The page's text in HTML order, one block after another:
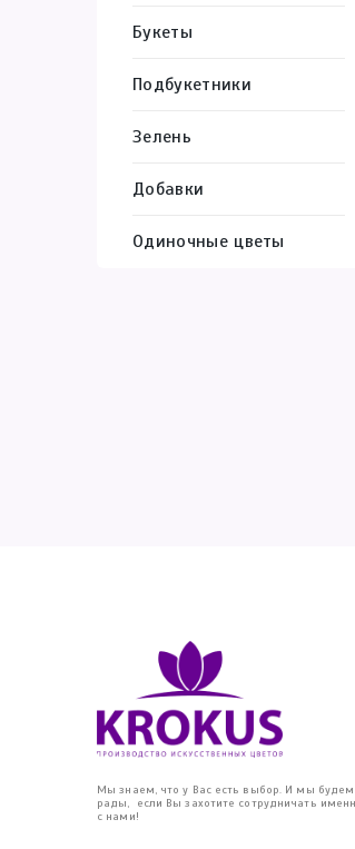
Букеты
Подбукетники
Зелень
Добавки
Одиночные цветы
Мы знаем, что у Вас есть выбор. И мы будем
рады, если Вы захотите сотрудничать
с нами!